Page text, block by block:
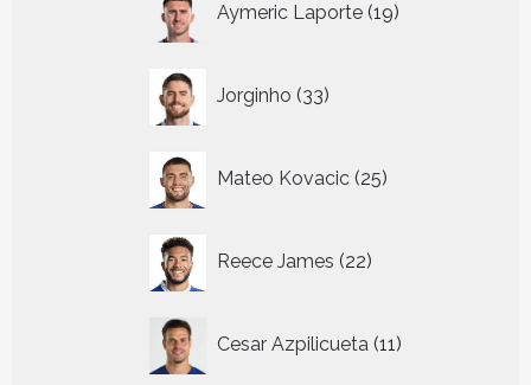
Aymeric Laporte 19
producten
Jorginho 33
producten
Mateo Kovacic 25
producten
Reece James 22
producten
Cesar Azpilicueta 11
producten